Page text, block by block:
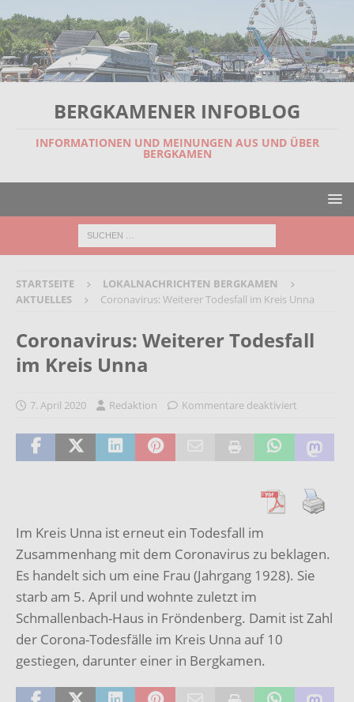
BERGKAMENER INFOBLOG
INFORMATIONEN UND MEINUNGEN AUS UND ÜBER
BERGKAMEN
STARTSEITE
LOKALNACHRICHTEN BERGKAMEN
AKTUELLES
Coronavirus: Weiterer Todesfall im Kreis Unna
Coronavirus: Weiterer Todesfall
im Kreis Unna
7. April 2020 Redaktion Kommentare deaktiviert
Im Kreis Unna ist erneut ein Todesfall im
Zusammenhang mit dem Coronavirus zu beklagen.
Es handelt sich um eine Frau (Jahrgang 1928). Sie
starb am 5. April und wohnte zuletzt im
Schmallenbach-Haus in Fröndenberg. Damit ist Zahl
der Corona-Todesfälle im Kreis Unna auf 10
gestiegen, darunter einer in Bergkamen.